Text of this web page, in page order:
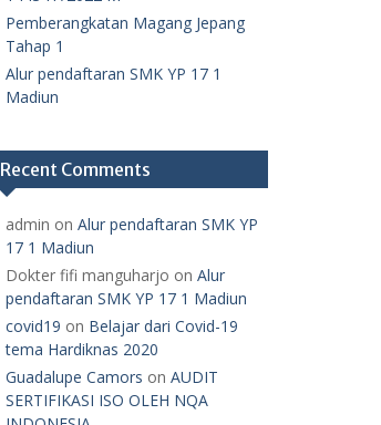
Pemberangkatan Magang Jepang
Tahap 1
Alur pendaftaran SMK YP 17 1
Madiun
Recent Comments
admin
Alur pendaftaran SMK YP
17 1 Madiun
Dokter fifi manguharjo
Alur
pendaftaran SMK YP 17 1 Madiun
covid19
Belajar dari Covid-19
tema Hardiknas 2020
Guadalupe Camors
SERTIFIKASI ISO OLEH NQA
INDONESIA